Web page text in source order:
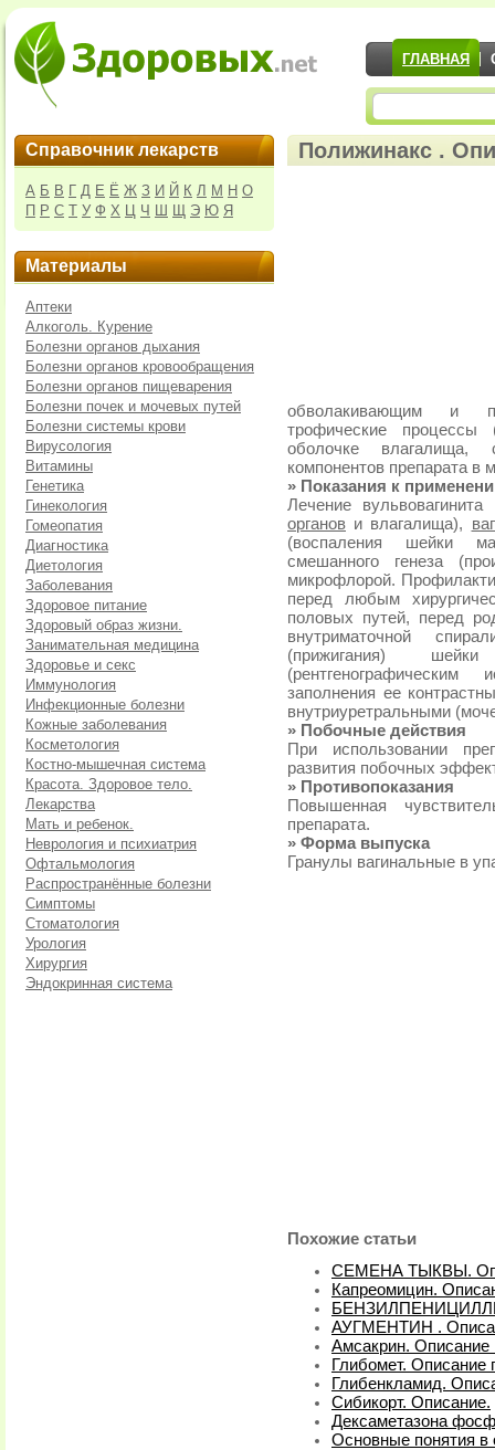
ГЛАВНАЯ
Справочник лекарств
А Б В Г Д Е Ё Ж З И Й К Л М Н О
П Р С Т У Ф Х Ц Ч Ш Щ Э Ю Я
Материалы
Аптеки
Алкоголь. Курение
Болезни органов дыхания
Болезни органов кровообращения
Болезни органов пищеварения
Болезни почек и мочевых путей
Болезни системы крови
Вирусология
Витамины
Генетика
Гинекология
Гомеопатия
Диагностика
Диетология
Заболевания
Здоровое питание
Здоровый образ жизни.
Занимательная медицина
Здоровье и секс
Иммунология
Инфекционные болезни
Кожные заболевания
Косметология
Костно-мышечная система
Красота. Здоровое тело.
Лекарства
Мать и ребенок.
Неврология и психиатрия
Офтальмология
Распространённые болезни
Симптомы
Стоматология
Урология
Хирургия
Эндокринная система
Полижинакс .
обволакивающим и
трофические процессы
оболочке влагалища,
компонентов препарата в
» Показания к
Лечение
органов и влагалища),
(воспаления шейки
смешанного генеза
микрофлорой.
перед любым
половых путей, перед
внутриматочной
(прижигания)
заполнения ее
внутриуретральными
» Побочные действия
При использовании
развития побочных
» Противопоказания
Повышенная
препарата.
» Форма выпуска
Гранулы вагинальные в
Похожие статьи
СЕМЕНА ТЫКВЫ.
Капреомицин.
АУГМЕНТИН .
Амсакрин. Описание
Глибомет. Описание
Глибенкламид.
Сибикорт. Описание.
Дексаметазона
Основные понятия в